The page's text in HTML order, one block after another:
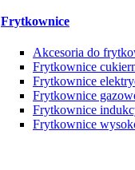
Frytkownice
Akcesoria do
Frytkownice
Frytkownice
Frytkownice
Frytkownice
Frytkownice